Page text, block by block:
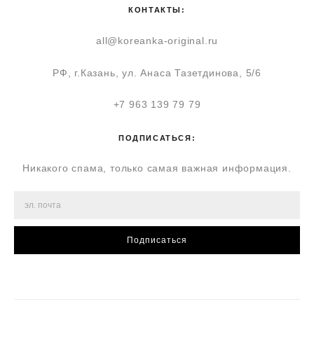
КОНТАКТЫ:
all@koreanka-original.ru
РФ, г.Казань, ул. Анаса Тазетдинова, 5/6
+7 963 139 79 79
ПОДПИСАТЬСЯ:
Никакого спама, только самая важная информация.
Подписаться